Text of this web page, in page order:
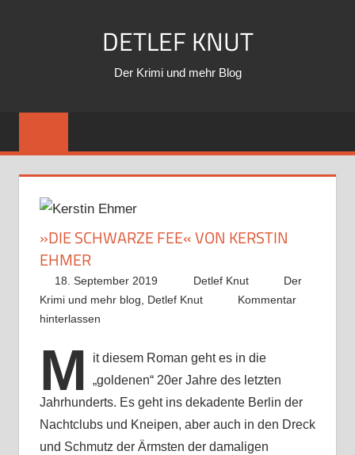
DETLEF KNUT
Der Krimi und mehr Blog
»DIE SCHWARZE FEE« VON KERSTIN
EHMER
18. September 2019 Detlef Knut
Der
Krimi und mehr blog, Detlef Knut
Kommentar
hinterlassen
M
it diesem Roman geht es in die
„goldenen“ 20er Jahre des letzten
Jahrhunderts. Es geht ins dekadente Berlin der
Nachtclubs und Kneipen, aber auch in den Dreck
und Schmutz der Ärmsten der damaligen